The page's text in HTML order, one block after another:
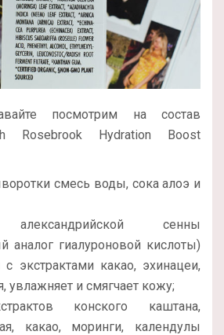
посмотрим на состав
Rosebrook Hydration Boost
смесь воды, сока алоэ и
александрийской сенны
аналог гиалуроновой кислоты)
экстрактами какао, эхинацеи,
увлажняет и смягчает кожу;
конского каштана,
какао, моринги, календулы